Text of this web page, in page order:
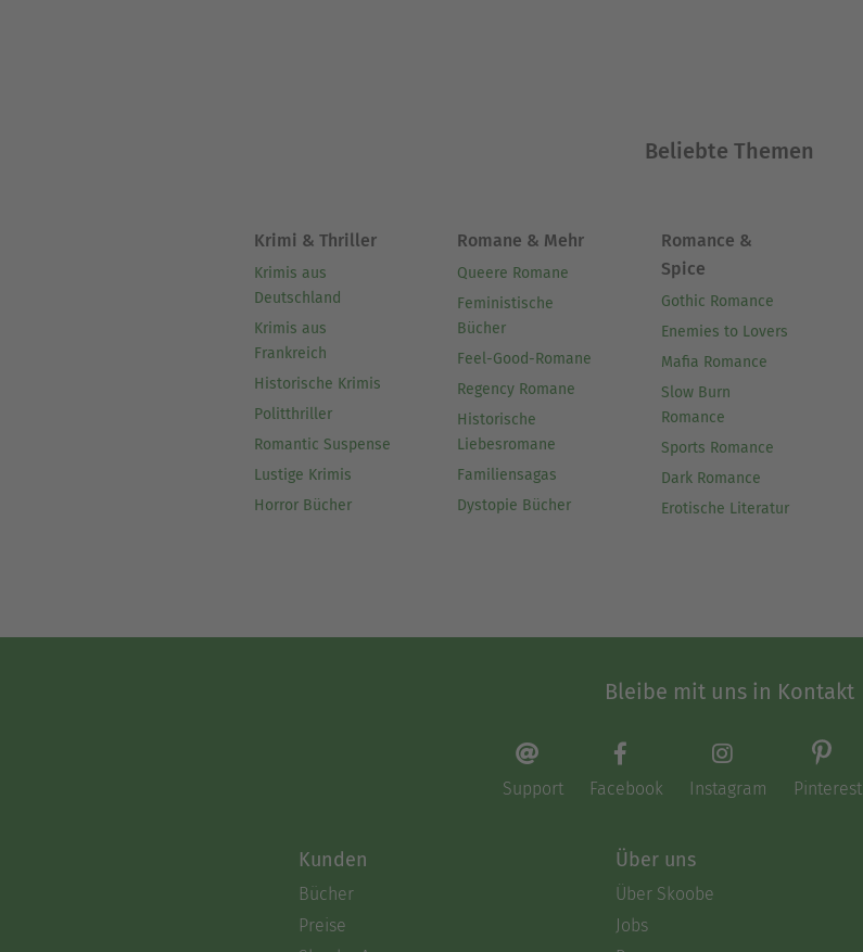
Beliebte Themen
Krimi & Thriller
Krimis aus
Deutschland
Krimis aus
Frankreich
Historische Krimis
Politthriller
Romantic Suspense
Lustige Krimis
Horror Bücher
Romane & Mehr
Queere Romane
Feministische
Bücher
Feel-Good-Romane
Regency Romane
Historische
Liebesromane
Familiensagas
Dystopie Bücher
Romance &
Spice
Gothic Romance
Enemies to Lovers
Mafia Romance
Slow Burn
Romance
Sports Romance
Dark Romance
Erotische Literatur
Bleibe mit uns in Kontakt
Support Facebook Instagram Pinterest
Kunden
Bücher
Preise
Über uns
Über Skoobe
Jobs